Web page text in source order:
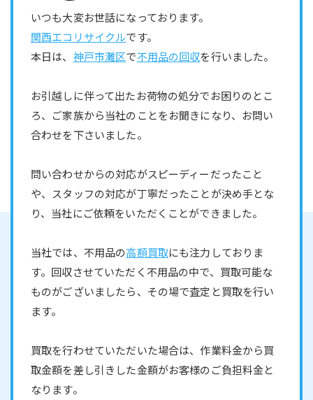
いつも大変お世話になっております。
関西エコリサイクルです。
本日は、 神戸市灘区で不用品の回収を行いました。
お引越しに伴って出たお荷物の処分でお困りのとこ
ろ、ご家族から当社のことをお聞きになり、お問い
合わせを下さいました。
問い合わせからの対応がスピーディーだったこと
や、スタッフの対応が丁寧だったことが決め手とな
り、当社にご依頼をいただくことができました。
当社では、不用品の高額買取にも注力しておりま
す。回収させていただく不用品の中で、買取可能な
ものがございましたら、その場で査定と買取を行い
ます。
買取を行わせていただいた場合は、作業料金から買
取金額を差し引きした金額がお客様のご負担料金と
なります。